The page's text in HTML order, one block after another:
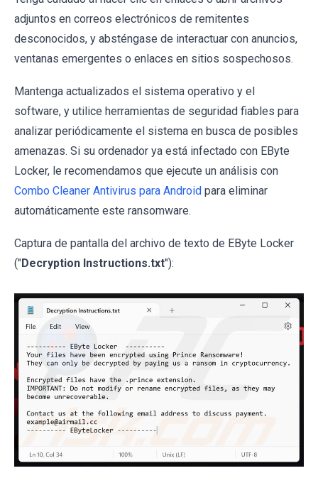
adjuntos en correos electrónicos de remitentes
desconocidos, y absténgase de interactuar con anuncios,
ventanas emergentes o enlaces en sitios sospechosos.
Mantenga actualizados el sistema operativo y el
software, y utilice herramientas de seguridad fiables para
analizar periódicamente el sistema en busca de posibles
amenazas. Si su ordenador ya está infectado con EByte
Locker, le recomendamos que ejecute un análisis con
Combo Cleaner Antivirus para Android para eliminar
automáticamente este ransomware.
Captura de pantalla del archivo de texto de EByte Locker
("Decryption Instructions.txt"):